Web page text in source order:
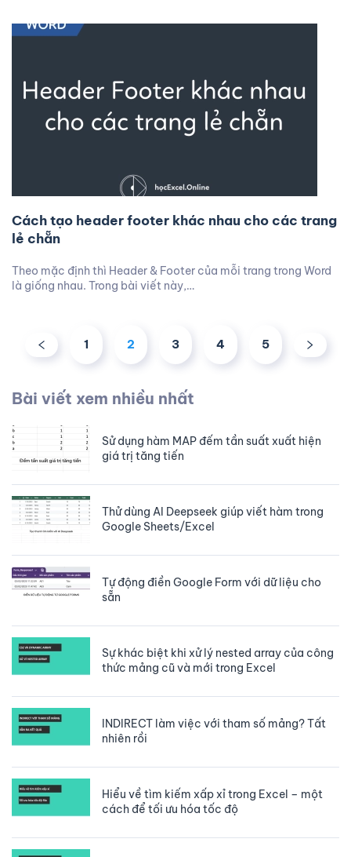
Cách tạo header footer khác nhau cho các trang
lẻ chẵn
Theo mặc định thì Header & Footer của mỗi trang trong Word
là giống nhau. Trong bài viết này,…
1 2 3 4 5
Bài viết xem nhiều nhất
Sử dụng hàm MAP đếm tần suất xuất hiện
giá trị tăng tiến
Thử dùng AI Deepseek giúp viết hàm trong
Google Sheets/Excel
Tự động điền Google Form với dữ liệu cho
sẵn
Sự khác biệt khi xử lý nested array của công
thức mảng cũ và mới trong Excel
INDIRECT làm việc với tham số mảng? Tất
nhiên rồi
Hiểu về tìm kiếm xấp xỉ trong Excel – một
cách để tối ưu hóa tốc độ